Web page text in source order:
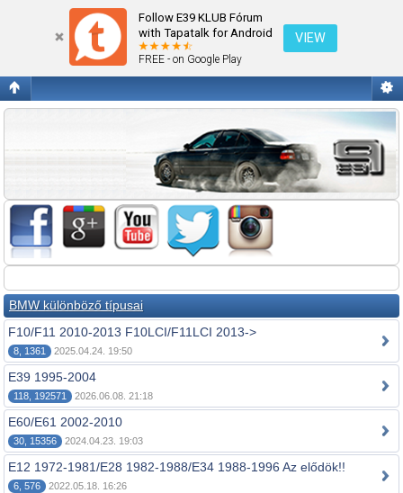
Follow E39 KLUB Fórum
with Tapatalk for Android
FREE - on Google Play
VIEW
Fórum kezdőlap megtekintése
BMW különböző típusai
F10/F11 2010-2013 F10LCI/F11LCI 2013->
8, 1361 2025.04.24. 19:50
E39 1995-2004
118, 192571 2026.06.08. 21:18
E60/E61 2002-2010
30, 15356 2024.04.23. 19:03
E12 1972-1981/E28 1982-1988/E34 1988-1996 Az elődök!!
6, 576 2022.05.18. 16:26